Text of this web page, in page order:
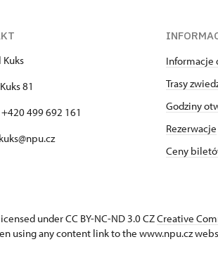
81
499 692 161
Informacje
Trasy
Godziny
Rezerwacje
Ceny
under CC BY-NC-ND 3.0 CZCreative
using any content link to the www.npu.cz